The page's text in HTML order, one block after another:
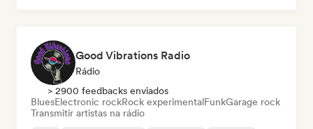
Good Vibrations Radio
Rádio
> 2900 feedbacks enviados
BluesElectronic rockRock experimentalFunkGarage rock
Transmitir artistas na rádio